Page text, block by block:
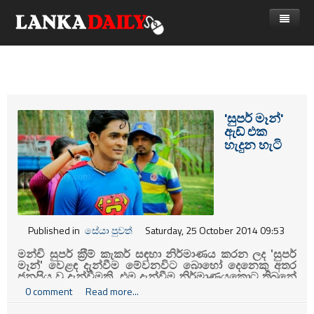
'සුපර් මෑන්'
ඇඩ් එක
හැදුන හැටි
Published in සේයා පුවත් Saturday, 25 October 2014 09:53
මන්චි සුපර් ක‍්‍රීම් කැකර් සඳහා නිර්මාණය කරන ලද 'සුපර්
මෑන්' වෙළඳ දැන්වීම මේවනවිට බොහෝ දෙනෙකු අතර
ජනප‍්‍රිය වූ දැන්වීමකි. එම දැන්වීම නිර්මාණයකොට තිබුනේ
නිලාන් කුරේගේ හිමිකාරිත්වය යටතේ පවතින
Entertainmentආයතනය විසිනි.
0 comment Read more...
විදෙස්
ක්‍රීඩා
කලා
කාලීන සංවාද
Life
විඩියෝ ගැලරිය
Gossip
විමසීම්
Advertise with us